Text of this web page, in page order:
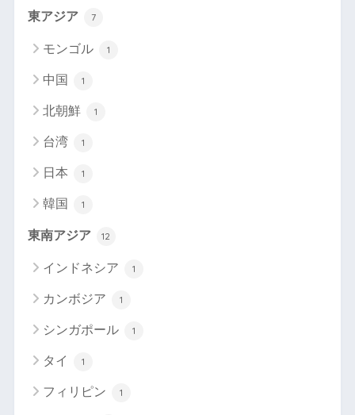
東アジア 7
モンゴル 1
中国 1
北朝鮮 1
台湾 1
日本 1
韓国 1
東南アジア 12
インドネシア 1
カンボジア 1
シンガポール 1
タイ 1
フィリピン 1